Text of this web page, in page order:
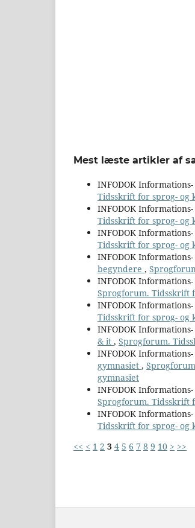
Mest læste artikler af
INFODOK
Tidsskrift for sprog- og
INFODOK
Tidsskrift for sprog- og
INFODOK
Tidsskrift for sprog- og
INFODOK
begyndere ,
INFODOK
Sprogforum. Tidsskrift
INFODOK
Tidsskrift for sprog- og
INFODOK
& it , Sprogforum.
INFODOK
gymnasiet ,
gymnasiet
INFODOK
Sprogforum. Tidsskrift
INFODOK
Tidsskrift for sprog- og
<< < 1 2 3 4 5 6 7 8 9 10 > >>